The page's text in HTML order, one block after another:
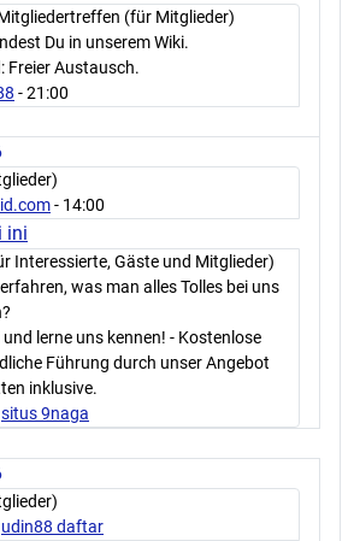
(für Mitglieder)
Du in unserem Wiki.
Freier Austausch.
- 21:00
- 14:00
ini
Interessierte, Gäste und Mitglieder)
was man alles Tolles bei uns
lerne uns kennen! - Kostenlose
Führung durch unser Angebot
inklusive.
situs 9naga
udin88 daftar